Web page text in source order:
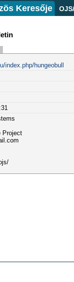
Keresője
index.php/hungeobull
Project